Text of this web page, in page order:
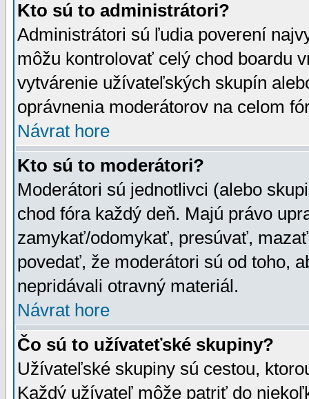
Kto sú to administrátori?
Administrátori sú ľudia poverení
môžu kontrolovať celý chod boardu
vytvárenie užívateľských skupín
oprávnenia moderátorov na celom
Návrat hore
Kto sú to moderátori?
Moderátori sú jednotlivci (alebo
chod fóra každý deň. Majú právo
zamykať/odomykať, presúvať,
povedať, že moderátori sú od toho,
nepridávali otravný materiál.
Návrat hore
Čo sú to užívateťské skupiny?
Užívateľské skupiny sú cestou,
Každý užívateľ môže patriť do